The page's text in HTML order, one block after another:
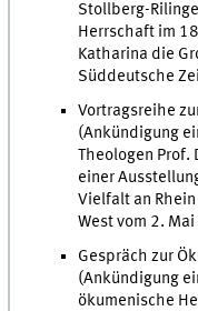
Stollberg-
Herrschaft im
Katharina die
Süddeutsche
Vortragsreihe
(Ankündigung
Theologen Prof.
einer
Vielfalt an
West vom 2.
Gespräch zur
(Ankündigung
ökumenische